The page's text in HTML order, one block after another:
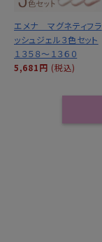
エメナ マグネティフラ
ッシュジェル３色セット
１３５８～１３６０
5,681円 (税込)